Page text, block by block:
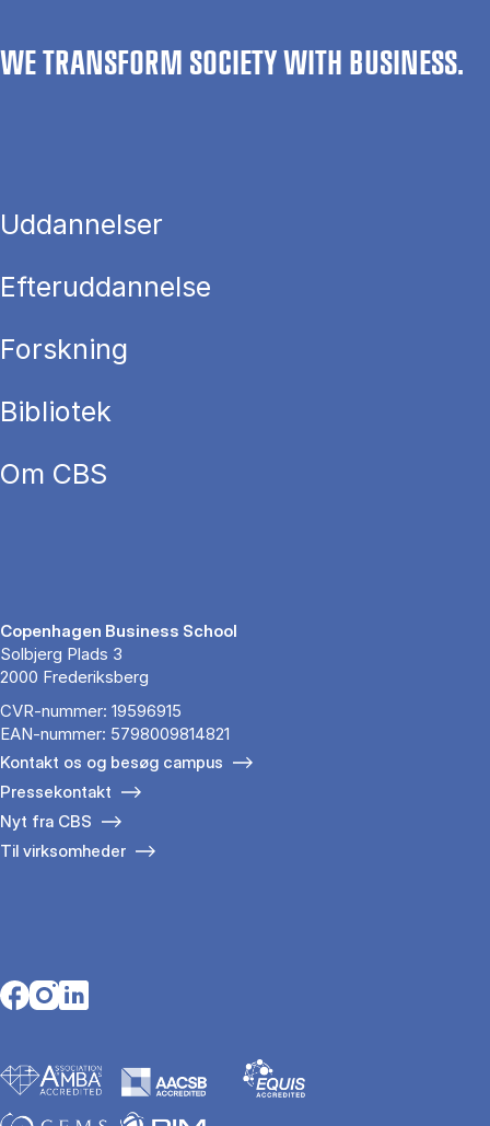
WE TRANSFORM SOCIETY WITH BUSINESS.
Uddannelser
Efteruddannelse
Forskning
Bibliotek
Om CBS
Copenhagen Business School
Solbjerg Plads 3
2000 Frederiksberg
CVR-nummer: 19596915
EAN-nummer: 5798009814821
Kontakt os og besøg campus
Pressekontakt
Nyt fra CBS
Til virksomheder
Opens in a new tab
Opens in a new tab
Opens in a new tab